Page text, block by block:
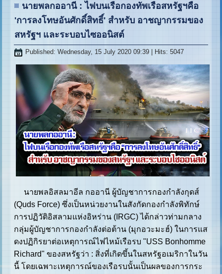
นายพลกออานี : ไฟบนเรือกองทัพเรือสหรัฐฯคือ
'การลงโทษอันศักดิ์สิทธิ์' สำหรับ อาชญากรรมของ
สหรัฐฯ และระบอบไซออนิสต์
Published: Wednesday, 15 July 2020 09:39 | Hits: 5047
นายพลอิสลมาอีล กออานี ผู้บัญชาการกองกำลังกุดส์
(Quds Force) ซึ่งเป็นหน่วยงานในสังกัดกองกำลังพิทักษ์
การปฏิวัติอิสลามแห่งอิหร่าน (IRGC) ได้กล่าวท่ามกลาง
กลุ่มผู้บัญชาการกองกำลังต่อต้าน (มุกอวะมะฮ์) ในการแส
ดงปฏิกิรยาต่อเหตุการณ์ไฟไหม้เรือรบ "USS Bonhomme
Richard" ของสหรัฐว่า : สิ่งที่เกิดขึ้นในสหรัฐอเมริกาในวัน
นี้ โดยเฉพาะเหตุการณ์ของเรือรบนั้นเป็นผลของการกระ